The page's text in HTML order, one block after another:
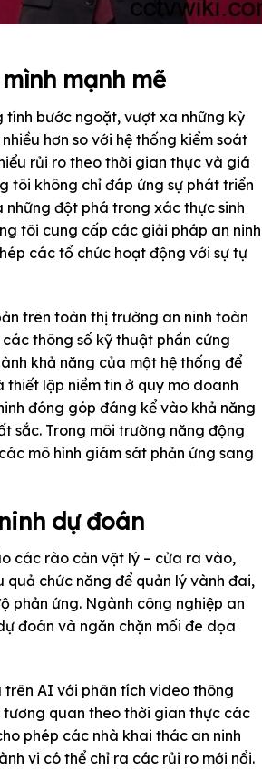
mạnh mẽ
bước ngoặt, vượt xa những kỳ
hơn so với hệ thống kiểm soát
rủi ro theo thời gian thực và giá
tôi không chỉ đáp ứng sự phát triển
đột phá trong xác thực sinh
tôi cung cấp các giải pháp an ninh
các tổ chức hoạt động với sự tự
trên toàn thị trường an ninh toàn
thông số kỹ thuật phần cứng
khả năng của một hệ thống để
lập niềm tin ở quy mô doanh
đóng góp đáng kể vào khả năng
sắc. Trong môi trường năng động
mô hình giám sát phản ứng sang
dự đoán
các rào cản vật lý – cửa ra vào,
chức năng để quản lý vành đai,
phản ứng. Ngành công nghiệp an
đoán và ngăn chặn mối đe dọa
AI với phân tích video thông
quan theo thời gian thực các
phép các nhà khai thác an ninh
vi có thể chỉ ra các rủi ro mới nổi.